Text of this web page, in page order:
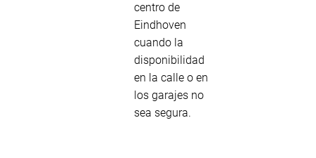
centro de
Eindhoven
cuando la
disponibilidad
en la calle o en
los garajes no
sea segura.